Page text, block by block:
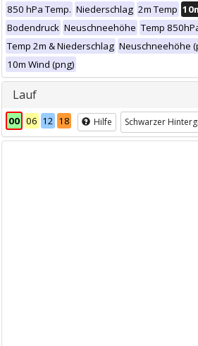
850 hPa Temp. Niederschlag 2m Temp
Bodendruck Neuschneehöhe Temp
Temp 2m & Niederschlag Neuschneehöhe
10m Wind (png)
Lauf
00 06 12 18 Hilfe Schwarzer